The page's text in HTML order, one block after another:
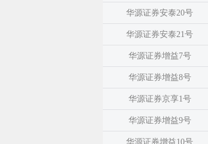
华源证券安泰20号
华源证券安泰21号
华源证券增益7号
华源证券增益8号
华源证券京享1号
华源证券增益9号
华源证券增益10号